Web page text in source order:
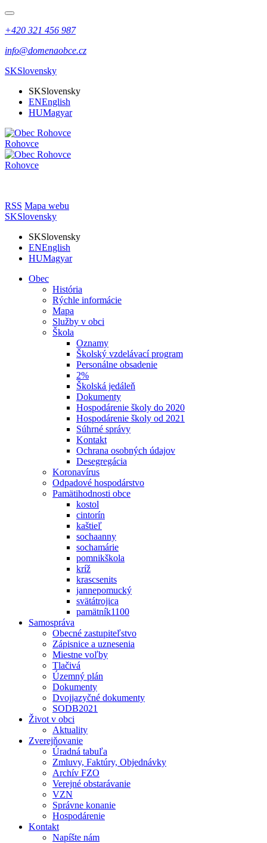
+420 321 456 987
info@domenaobce.cz
SKSlovensky
SKSlovensky
ENEnglish
HUMagyar
Rohovce
Rohovce
RSS Mapa webu
SKSlovensky
SKSlovensky
ENEnglish
HUMagyar
Obec
História
Rýchle informácie
Mapa
Služby v obci
Škola
Oznamy
Školský vzdelávací program
Personálne obsadenie
2%
Školská jedáleň
Dokumenty
Hospodárenie školy do 2020
Hospodárenie školy od 2021
Súhrné správy
Kontakt
Ochrana osobných údajov
Desegregácia
Koronavírus
Odpadové hospodárstvo
Pamätihodnosti obce
kostol
cintorín
kaštieľ
sochaanny
sochamárie
pomnikškola
kríž
krascsenits
jannepomucký
svätátrojica
pamätník1100
Samospráva
Obecné zastupiteľstvo
Zápisnice a uznesenia
Miestne voľby
Tlačivá
Územný plán
Dokumenty
Dvojjazyčné dokumenty
SODB2021
Život v obci
Aktuality
Zverejňovanie
Úradná tabuľa
Zmluvy, Faktúry, Objednávky
Archív FZO
Verejné obstarávanie
VZN
Správne konanie
Hospodárenie
Kontakt
Napíšte nám